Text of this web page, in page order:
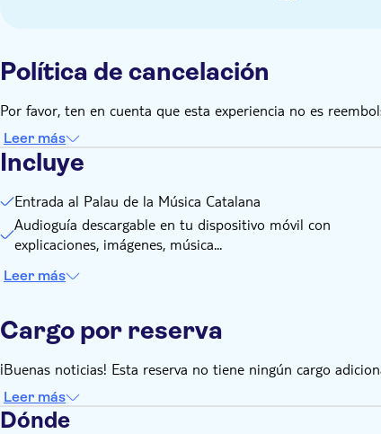
Política de cancelación
Por favor, ten en cuenta que esta experiencia no es
Leer más
Incluye
Entrada al Palau de la Música Catalana
Audioguía descargable en tu dispositivo móvil con
explicaciones, imágenes, música...
Leer más
Cargo por reserva
¡Buenas noticias! Esta reserva no tiene ningún cargo
Leer más
Dónde